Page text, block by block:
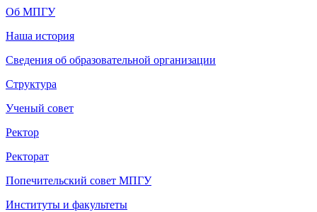
Об МПГУ
Наша история
Сведения об образовательной организации
Структура
Ученый совет
Ректор
Ректорат
Попечительский совет МПГУ
Институты и факультеты